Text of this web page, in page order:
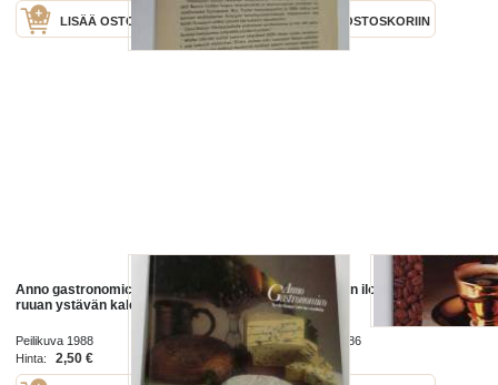
LISÄÄ OSTOSKORIIN LISÄÄ OSTOSKORIIN
Anno gastronomico 1988: hyvän
ruuan ystävän kalenterikirja
Peilikuva 1988
Hinta:
2,50 €
Kahvin ystävän iloksi
Kirjapaino Oy 1986
Hinta:
5,50 €